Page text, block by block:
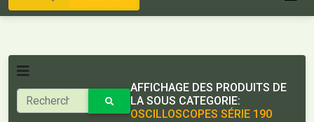
AFFICHAGE DES PRODUITS DE
LA SOUS CATEGORIE:
OSCILLOSCOPES SÉRIE 190